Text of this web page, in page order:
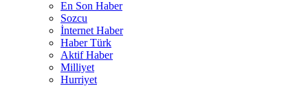
En Son Haber
Sozcu
İnternet Haber
Haber Türk
Aktif Haber
Milliyet
Hurriyet